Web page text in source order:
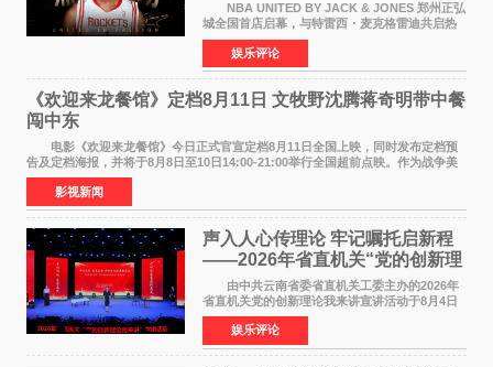
NBA UNITED BY JACK & JONES 郑州正弘
城全国首店启幕，与特雷西・麦克格雷迪共启热
爱 2026 年7 月21 日，
NBAUNITEDBYJACK&JONES 全国首店，于郑
州正弘城正式启幕。NBA 传奇球星
娱乐评论
《欢迎来龙餐馆》定档8月11日 文牧野沈腾蒋奇明带中餐
闯中东
电影《欢迎来龙餐馆》今日正式官宣定档8月11日全国上映，同时发布定档预
告及定档海报，并将于8月8日至10日14:00-21:00举行全国超前点映。作为战争美
食大片，影片讲述的是中国厨师徐福（沈腾
影视新闻
声入人心传理论 牢记嘱托启新程
——2026年省直机关“党的创新理
论我来讲”宣讲活动圆满落幕
由中共云南省委省直机关工委主办的2026年
省直机关党的创新理论我来讲宣讲活动于8月4日
至5日在昆明举办。活动以 "牢记嘱托 感恩奋进
开创云南发展新局面 "为主题，坚持以新时代中国
特色社会主义
娱乐评论